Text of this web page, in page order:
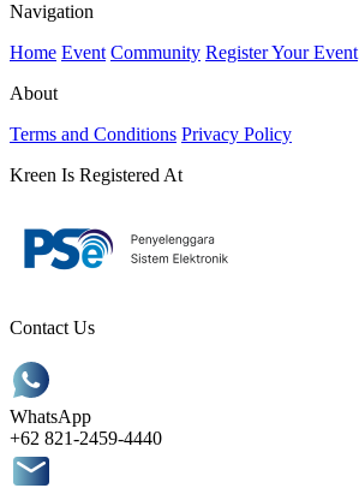
Navigation
Home Event Community Register Your Event
About
Terms and Conditions Privacy Policy
Kreen Is Registered At
Contact Us
WhatsApp
+62 821-2459-4440